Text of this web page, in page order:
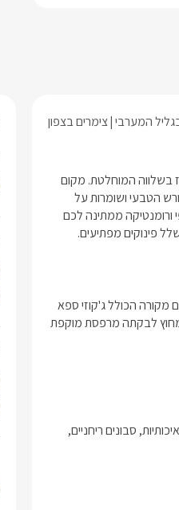
המערבי צימרים בצפון
פינוקים מפתיעים.